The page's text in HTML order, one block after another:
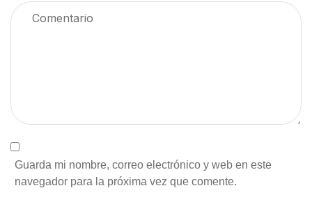
Guarda mi nombre, correo electrónico y web en este
navegador para la próxima vez que comente.